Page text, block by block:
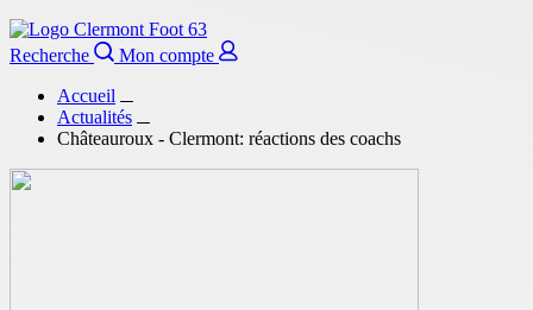
Recherche
Mon compte
Accueil
Actualités
Châteauroux - Clermont: réactions des coachs